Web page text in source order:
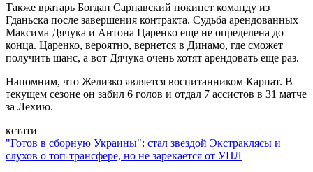
Также вратарь Богдан Сарнавский покинет команду из
Гданьска после завершения контракта. Судьба арендованных
Максима Дячука и Антона Царенко еще не определена до
конца. Царенко, вероятно, вернется в Динамо, где сможет
получить шанс, а вот Дячука очень хотят арендовать еще раз.
Напомним, что Желизко является воспитанником Карпат. В
текущем сезоне он забил 6 голов и отдал 7 ассистов в 31 матче
за Лехию.
кстати
"Готов в сборную Украины": стал звездой Экстраклясы и
слухов о топ-трансфере, но не зарекается от УПЛ